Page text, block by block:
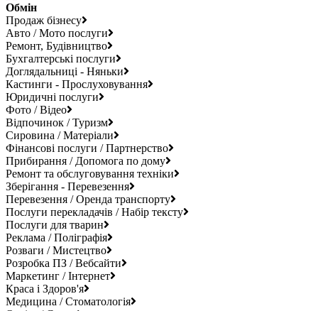
Обмін
Продаж бізнесу
Авто / Мото послуги
Ремонт, Будівництво
Бухгалтерські послуги
Доглядальниці - Няньки
Кастинги - Прослуховування
Юридичні послуги
Фото / Відео
Відпочинок / Туризм
Сировина / Матеріали
Фінансові послуги / Партнерство
Прибирання / Допомога по дому
Ремонт та обслуговування техніки
Зберігання - Перевезення
Перевезення / Оренда транспорту
Послуги перекладачів / Набір тексту
Послуги для тварин
Реклама / Поліграфія
Розваги / Мистецтво
Розробка ПЗ / Вебсайти
Маркетинг / Інтернет
Краса і Здоров'я
Медицина / Стоматологія